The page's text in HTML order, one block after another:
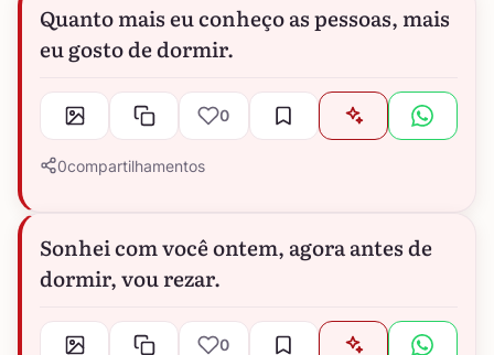
Quanto mais eu conheço as pessoas, mais
eu gosto de dormir.
0
0compartilhamentos
Sonhei com você ontem, agora antes de
dormir, vou rezar.
0